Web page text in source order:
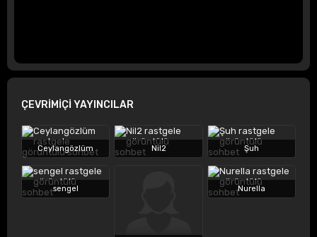
ÇEVRİMİÇİ YAYINCILAR
Ceylangözlüm Nil2 Şuh
sengel Nurella